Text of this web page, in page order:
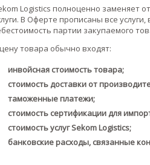
Logistics полноценно заменяет
В Оферте прописаны все
партии закупаемого
товара обычно входят:
инвойсная стоимость товара;
стоимость доставки от
таможенные платежи;
стоимость сертификации для
стоимость услуг Sekom Logistics;
банковские расходы, связанные